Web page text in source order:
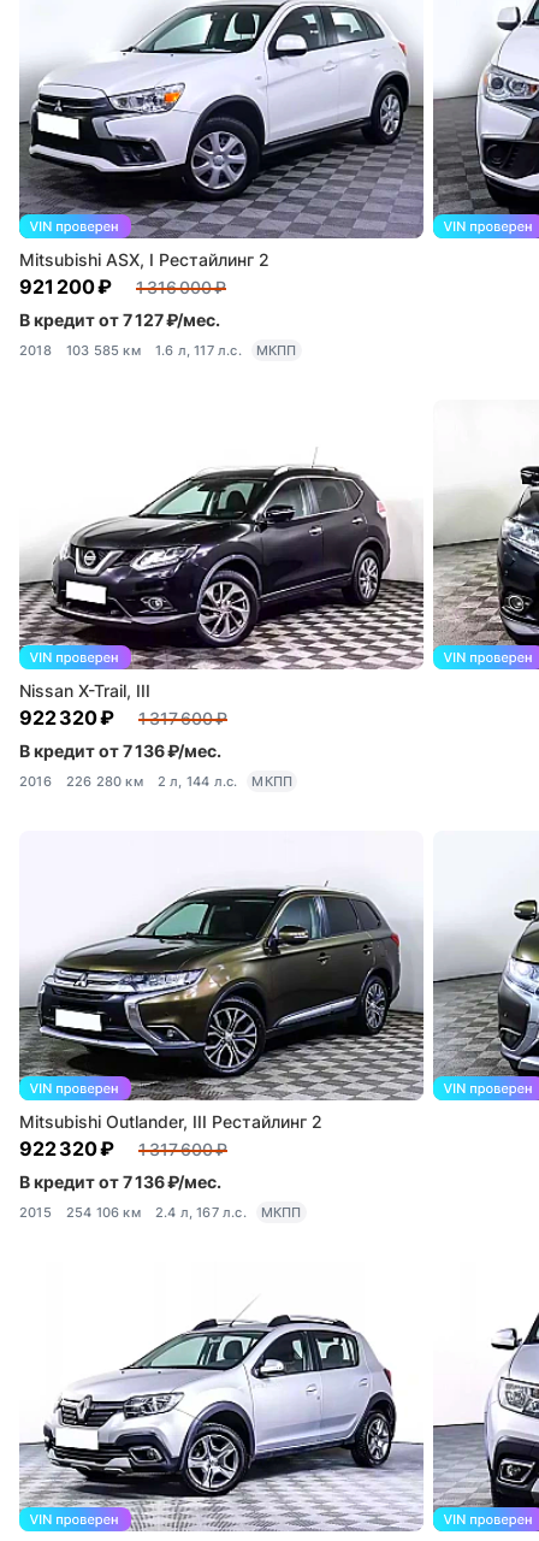
Mitsubishi ASX, I Рестайлинг 2
921 200 ₽
1 316 000 ₽
В кредит от 7 127 ₽/мес.
2018 103 585 км 1.6 л, 117 л.с. МКПП
Nissan X-Trail, III
922 320 ₽
1 317 600 ₽
В кредит от 7 136 ₽/мес.
2016 226 280 км 2 л, 144 л.с. МКПП
Mitsubishi Outlander, III Рестайлинг 2
922 320 ₽
1 317 600 ₽
В кредит от 7 136 ₽/мес.
2015 254 106 км 2.4 л, 167 л.с. МКПП